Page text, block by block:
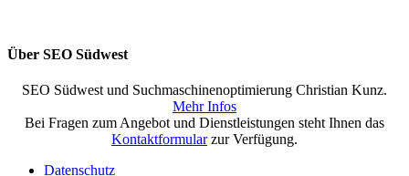
Über SEO Südwest
SEO Südwest und Suchmaschinenoptimierung Christian Kunz.
Mehr Infos
Bei Fragen zum Angebot und Dienstleistungen steht Ihnen das
Kontaktformularzur Verfügung.
Datenschutz